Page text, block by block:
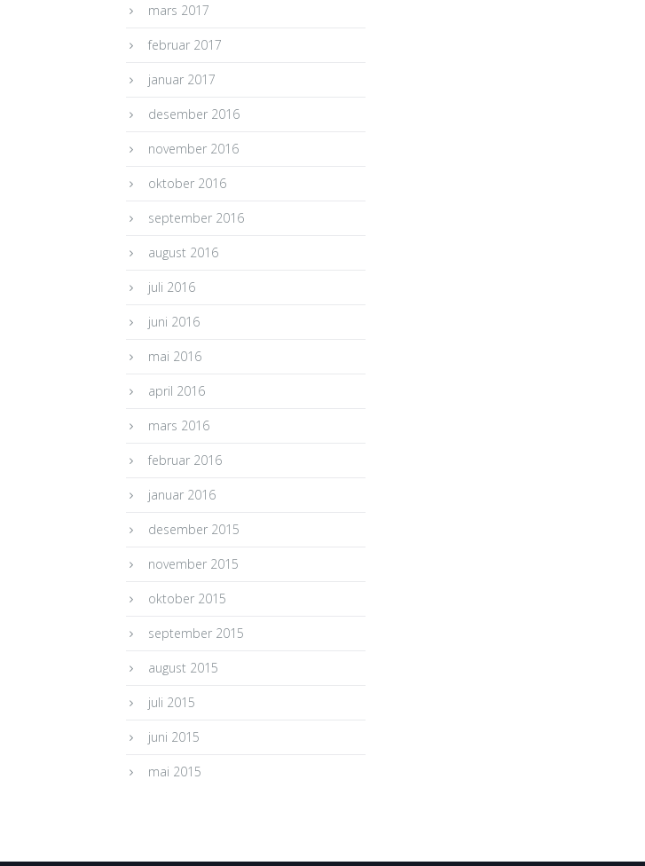
mars 2017
februar 2017
januar 2017
desember 2016
november 2016
oktober 2016
september 2016
august 2016
juli 2016
juni 2016
mai 2016
april 2016
mars 2016
februar 2016
januar 2016
desember 2015
november 2015
oktober 2015
september 2015
august 2015
juli 2015
juni 2015
mai 2015